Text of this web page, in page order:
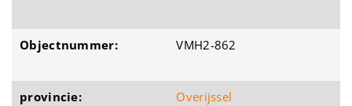
Objectnummer: VMH2-862
provincie: Overijssel